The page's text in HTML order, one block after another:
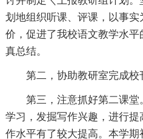
划地组织听课、评课，以事
价，促进了我校语文教学水
真总结。
第二，协助教研室完成校
第三，注意抓好第二课
学习，发掘写作兴趣，进行
作水平有了较大提高。本学